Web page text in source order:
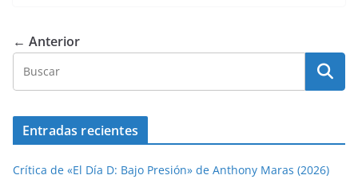
← Anterior
Entradas recientes
Crítica de «El Día D: Bajo Presión» de Anthony Maras (2026)